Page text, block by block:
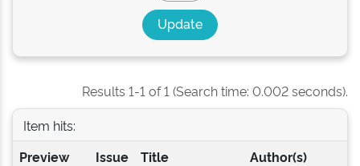
Results 1-1 of 1 (Search time: 0.002 seconds).
Item hits:
Preview
Issue
Title Author(s)